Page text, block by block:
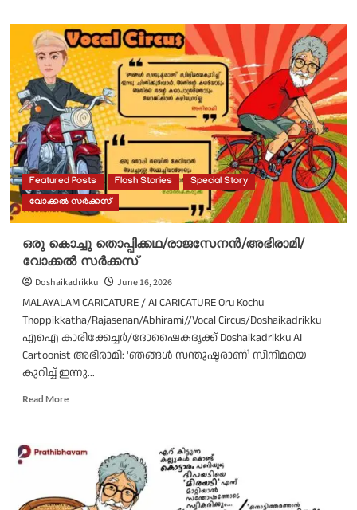
ഒരമ്മ
പെറ്റ
സോദരനും
സോദരിമാരും/
വട്ടിയൂർക്കാവ്
അജിത്
കുമാർ/
ഓൾ
കേരള
മെന്‍സ്
അസോസിയേഷന്‍/
കുഞ്ഞമ്മാവൻ/
എഐ
കാർട്ടൂൺ
Featured Posts Flash Stories
Special Story
വോക്കൽ സർക്കസ്
ഒരു കൊച്ചു തൊപ്പിക്കഥ/രാജസേനൻ/അഭിരാമി/
വോക്കൽ സർക്കസ്
Doshaikadrikku June 16, 2026
MALAYALAM CARICATURE / AI CARICATURE Oru Kochu
Thoppikkatha/Rajasenan/Abhirami//Vocal Circus/Doshaikadrikku
എഐ കാരിക്കേച്ചർ/ദോഷൈകദൃക്ക് Doshaikadrikku AI
Cartoonist അഭിരാമി: 'ഞങ്ങൾ സന്തുഷ്ടരാണ്' സിനിമയെ
കുറിച്ച് ഇന്നു...
Read MoreRead
കൊച്ചു
തൊപ്പിക്കഥ/
രാജസേനൻ/
അഭിരാമി/